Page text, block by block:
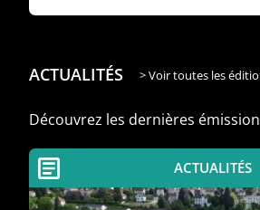
ACTUALITÉS > Voir toutes les
Découvrez les dernières
ACTUALITÉS